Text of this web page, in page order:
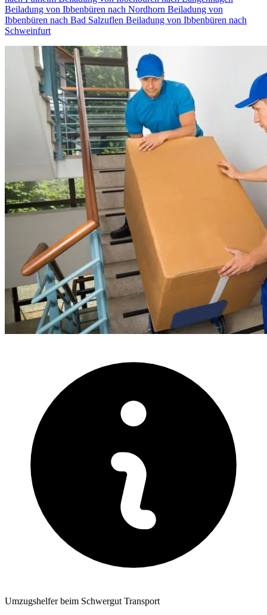
Beiladung von Ibbenbüren nach Nordhorn Beiladung von
Ibbenbüren nach Bad Salzuflen Beiladung von Ibbenbüren nach
Schweinfurt
Umzugshelfer beim Schwergut Transport